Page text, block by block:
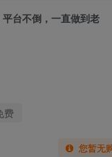
平台不倒，一直做到老
费
您暂无